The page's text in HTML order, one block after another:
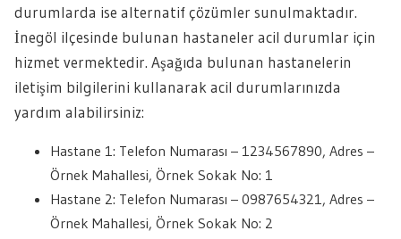
durumlarda ise alternatif çözümler sunulmaktadır.
İnegöl ilçesinde bulunan hastaneler acil durumlar için
hizmet vermektedir. Aşağıda bulunan hastanelerin
iletişim bilgilerini kullanarak acil durumlarınızda
yardım alabilirsiniz:
Hastane 1: Telefon Numarası – 1234567890, Adres –
Örnek Mahallesi, Örnek Sokak No: 1
Hastane 2: Telefon Numarası – 0987654321, Adres –
Örnek Mahallesi, Örnek Sokak No: 2